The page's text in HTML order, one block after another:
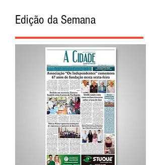
Edição da Semana